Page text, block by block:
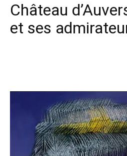
Château
et ses